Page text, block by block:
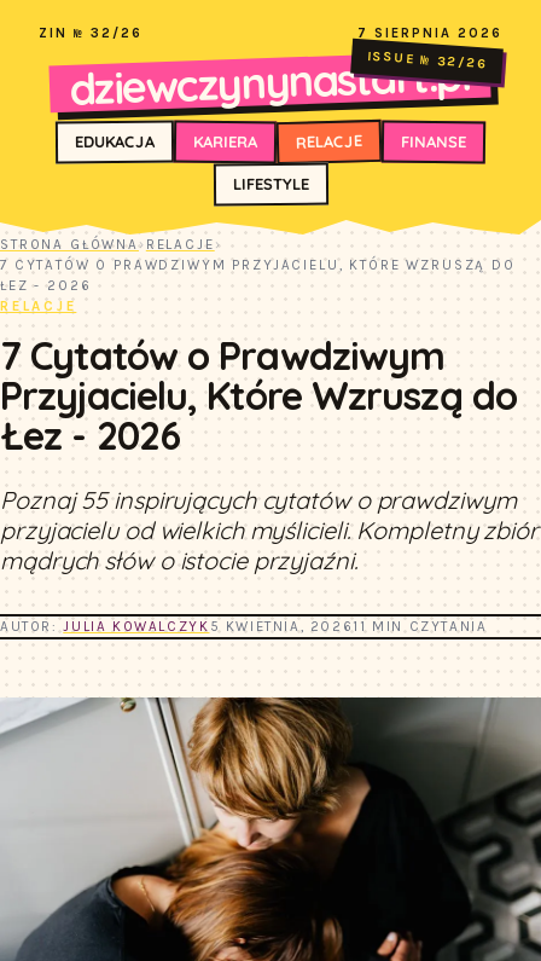
ZIN № 32/26 7 SIERPNIA 2026
dziewczynynastart.pl
ISSUE № 32/26
EDUKACJA KARIERA RELACJE FINANSE
LIFESTYLE
STRONA GŁÓWNA› RELACJE ›
7 CYTATÓW O PRAWDZIWYM PRZYJACIELU, KTÓRE WZRUSZĄ DO
ŁEZ - 2026
RELACJE
7 Cytatów o Prawdziwym
Przyjacielu, Które Wzruszą do
Łez - 2026
Poznaj 55 inspirujących cytatów o prawdziwym
przyjacielu od wielkich myślicieli. Kompletny zbiór
mądrych słów o istocie przyjaźni.
AUTOR:JULIA KOWALCZYK 5 KWIETNIA, 2026 11 MIN CZYTANIA